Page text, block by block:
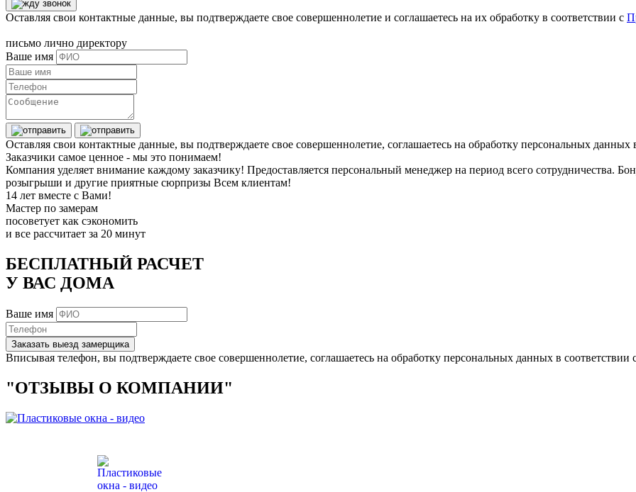
Оставляя свои контактные данные, вы подтверждаете свое совершеннолетие и соглашаетесь на их обработку в соответствии с
письмо лично директору
Ваше имя
Оставляя свои контактные данные, вы подтверждаете свое совершеннолетие, соглашаетесь на обработку персональных данных
Заказчики самое ценное - мы это понимаем!
Компания уделяет внимание каждому заказчику! Предоставляется персональный менеджер на период всего сотрудничества.
розыгрыши и другие приятные сюрпризы Всем клиентам!
14 лет вместе с Вами!
Мастер по замерам
посоветует как сэкономить
и все рассчитает за 20 минут
БЕСПЛАТНЫЙ РАСЧЕТ
У ВАС ДОМА
Ваше имя
Заказать выезд замерщика
Вписывая телефон, вы подтверждаете свое совершеннолетие, соглашаетесь на обработку персональных данных в соответствии
"ОТЗЫВЫ О КОМПАНИИ"